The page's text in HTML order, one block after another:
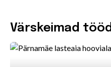
Värskeimad tööd